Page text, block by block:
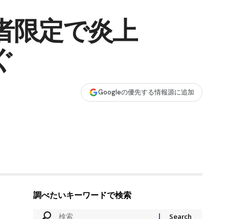
限定で炎上
Googleの優先する情報源に追加
調べたいキーワードで検索